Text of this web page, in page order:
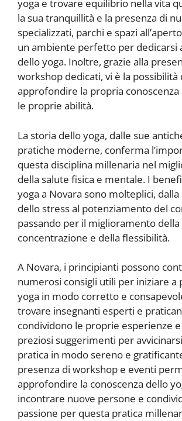
yoga e trovare equilibrio nella vita
la sua tranquillità e la presenza di
specializzati, parchi e spazi
un ambiente perfetto per dedicarsi
dello yoga. Inoltre, grazie alla
workshop dedicati, vi è la possibilità
approfondire la propria
le proprie abilità.
La storia dello yoga, dalle sue
pratiche moderne, conferma
questa disciplina millenaria nel
della salute fisica e mentale. I
yoga a Novara sono molteplici,
dello stress al potenziamento del
passando per il miglioramento della
concentrazione e della flessibilità.
A Novara, i principianti possono
numerosi consigli utili per iniziare a
yoga in modo corretto e
trovare insegnanti esperti e
condividono le proprie esperienze
preziosi suggerimenti per
pratica in modo sereno e
presenza di workshop e eventi
approfondire la conoscenza dello
incontrare nuove persone e
passione per questa pratica